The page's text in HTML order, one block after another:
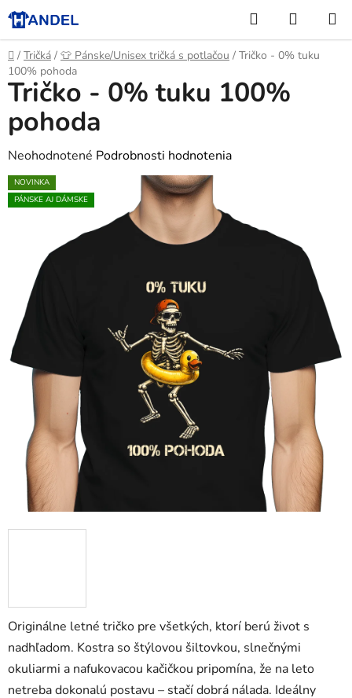
Prejsť
na
obsah
Hľadať
KOŠÍK
Domov
/ Tričká / 👕 Pánske/Unisex tričká s potlačou / Tričko - 0% tuku
100% pohoda
Originálne letné tričko pre všetkých, ktorí berú život s
nadhľadom. Kostra so štýlovou šiltovkou, slnečnými
okuliarmi a nafukovacou kačičkou pripomína, že na leto
netreba dokonalú postavu – stačí dobrá nálada. Ideálny
Tričko - 0% tuku 100%
pohoda
Priemerné
hodnotenie
produktu
hviezdičiek.
Neohodnotené Podrobnosti hodnotenia
NOVINKA
PÁNSKE AJ DÁMSKE